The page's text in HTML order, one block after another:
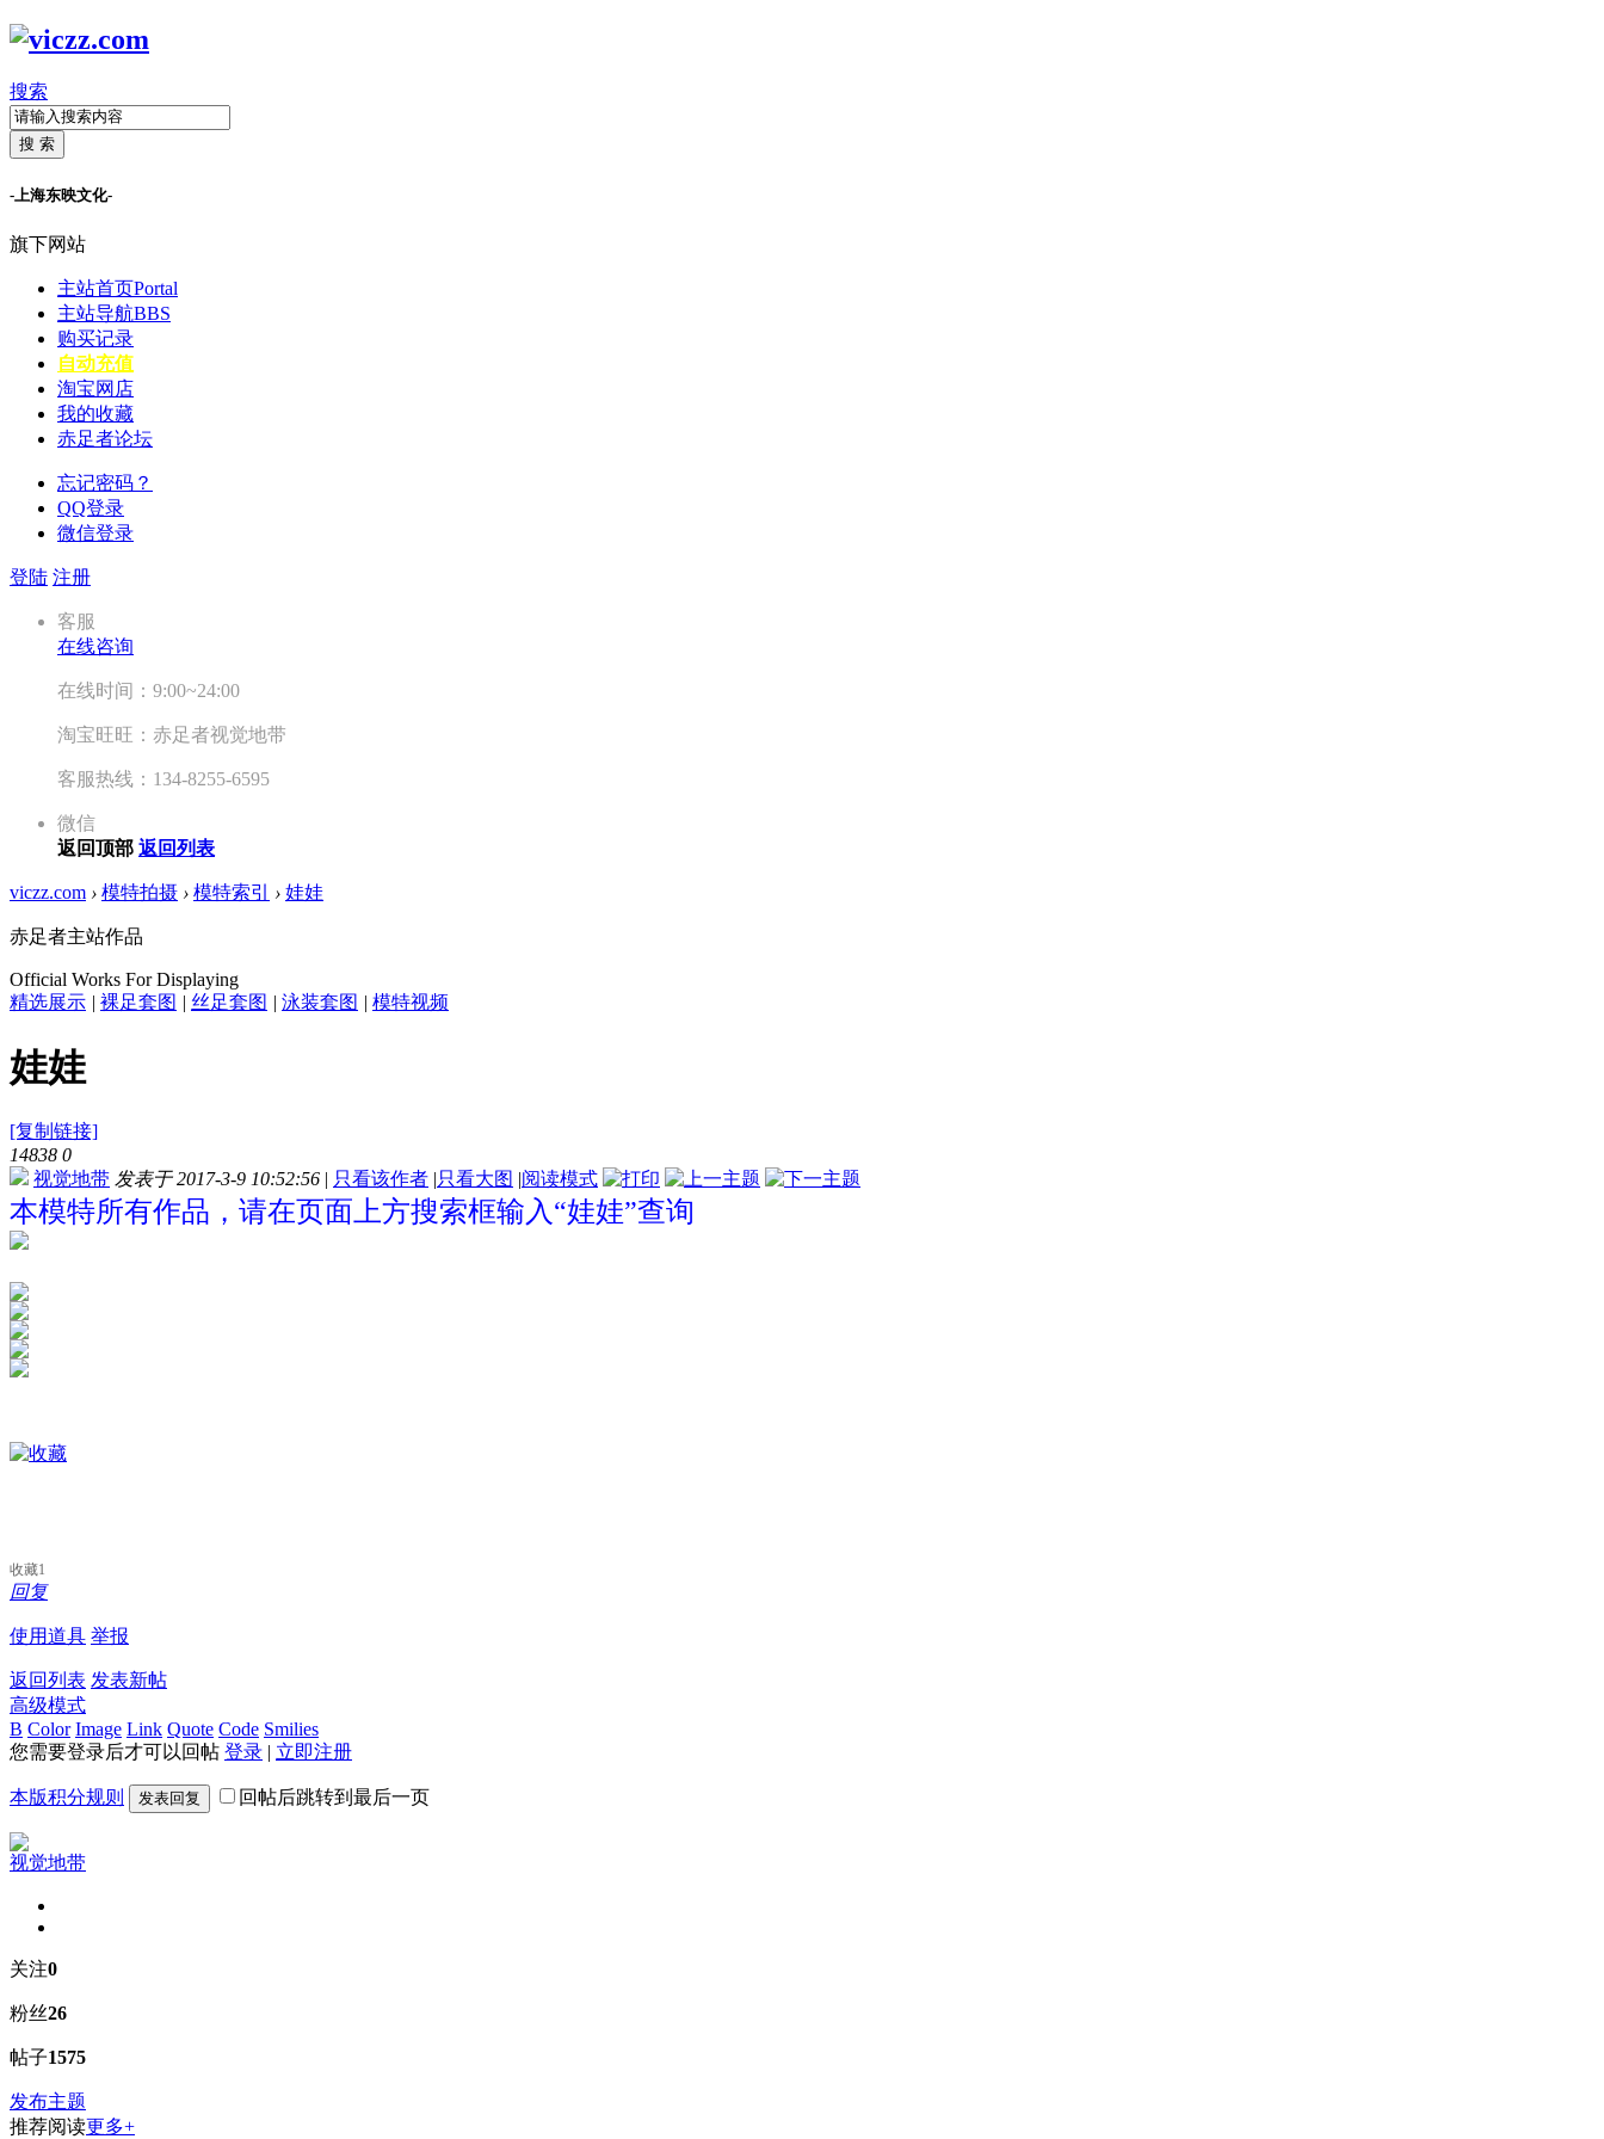
搜索
搜 索
-上海东映文化-
旗下网站
主站首页Portal
主站导航BBS
购买记录
自动充值
淘宝网店
我的收藏
赤足者论坛
忘记密码？
QQ登录
微信登录
登陆 注册
客服
在线咨询
在线时间：9:00~24:00
淘宝旺旺：赤足者视觉地带
客服热线：134-8255-6595
微信
返回顶部 返回列表
viczz.com › 模特拍摄 › 模特索引 › 娃娃
赤足者主站作品
Official Works For Displaying
精选展示 | 裸足套图 | 丝足套图 | 泳装套图 | 模特视频
娃娃
[复制链接]
14838 0
视觉地带 发表于 2017-3-9 10:52:56 | 只看该作者 |只看大图 |阅读模式
本模特所有作品，请在页面上方搜索框输入“娃娃”查询
收藏1
回复
使用道具 举报
返回列表 发表新帖
高级模式
B Color Image Link Quote Code Smilies
您需要登录后才可以回帖 登录 | 立即注册
本版积分规则 发表回复 回帖后跳转到最后一页
视觉地带
关注0
粉丝26
帖子1575
发布主题
推荐阅读更多+